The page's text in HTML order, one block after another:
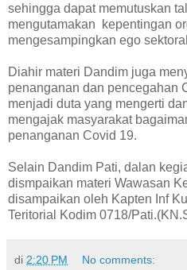
sehingga dapat memutuskan
mengutamakan kepentingan
mengesampingkan ego
Diahir materi Dandim juga
penanganan dan pencegahan
menjadi duta yang mengerti
mengajak masyarakat
penanganan Covid 19.
Selain Dandim Pati, dalan
dismpaikan materi Wawasan
disampaikan oleh Kapten Inf
Teritorial Kodim 0718/
di 2:20 PM No comments: